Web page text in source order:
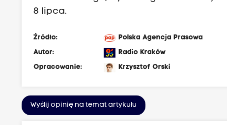
8 lipca.
Źródło:
Polska Agencja Prasowa
Autor:
Radio Kraków
Opracowanie:
Krzysztof Orski
Wyślij opinię na temat artykułu